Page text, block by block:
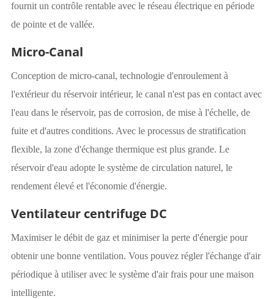
fournit un contrôle rentable avec le réseau électrique en période
de pointe et de vallée.
Micro-Canal
Conception de micro-canal, technologie d'enroulement à
l'extérieur du réservoir intérieur, le canal n'est pas en contact avec
l'eau dans le réservoir, pas de corrosion, de mise à l'échelle, de
fuite et d'autres conditions. Avec le processus de stratification
flexible, la zone d'échange thermique est plus grande. Le
réservoir d'eau adopte le système de circulation naturel, le
rendement élevé et l'économie d'énergie.
Ventilateur centrifuge DC
Maximiser le débit de gaz et minimiser la perte d'énergie pour
obtenir une bonne ventilation. Vous pouvez régler l'échange d'air
périodique à utiliser avec le système d'air frais pour une maison
intelligente.